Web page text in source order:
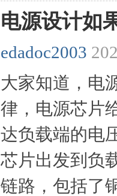
电源设计如
edadoc2003
大家知道，电
律，电源芯片
达负载端的电
芯片出发到负
链路，包括了